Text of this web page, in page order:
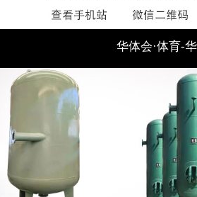
车间设备
华体会·体育-华
体会（中国）